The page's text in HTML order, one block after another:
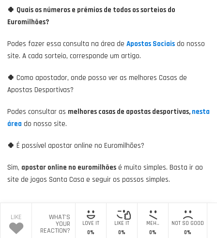
🍀 Quais os números e prémios de todos os sorteios do
Euromilhões?
Podes fazer essa consulta na área de Apostas Sociais do nosso
site. A cada sorteio, corresponde um artigo.
🍀 Como apostador, onde posso ver as melhores Casas de
Apostas Desportivas?
Podes consultar as melhores casas de apostas desportivas, nesta
área do nosso site.
🍀 É possível apostar online no Euromilhões?
Sim, apostar online no euromilhões é muito simples. Basta ir ao
site de jogos Santa Casa e seguir os passos simples.
LIKE WHAT'S
YOUR
REACTION?
LOVE IT
0%
LIKE IT
0%
MEH..
0%
NOT SO GOOD
0%